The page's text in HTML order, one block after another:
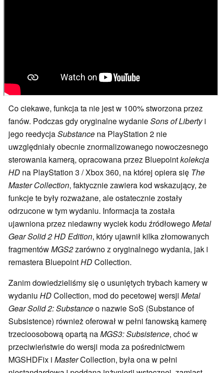
Co ciekawe, funkcja ta nie jest w 100% stworzona przez
fanów. Podczas gdy oryginalne wydanieSons of Libertyi
jego reedycjaSubstance na PlayStation 2 nie
uwzględniały obecnie znormalizowanego nowoczesnego
sterowania kamerą, opracowana przez Bluepointkolekcja
HD na PlayStation 3 / Xbox 360, na której opiera się The
Master Collection, faktycznie zawiera kod wskazujący, że
funkcje te były rozważane, ale ostatecznie zostały
odrzucone w tym wydaniu. Informacja ta została
ujawniona przez niedawny wyciek kodu źródłowegoMetal
Gear Solid 2 HD Edition, który ujawnił kilka złomowanych
fragmentówMGS2zarówno z oryginalnego wydania, jak i
remastera BluepointHDCollection.
Zanim dowiedzieliśmy się o usuniętych trybach kamery w
wydaniu HDCollection, mod do pecetowej wersji Metal
Gear Solid 2: Substanceo nazwie SoS (Substance of
Subsistence) również oferował w pełni fanowską kamerę
trzecioosobową opartą naMGS3: Subsistence, choć w
przeciwieństwie do wersji moda za pośrednictwem
MGSHDFix i MasterCollection, była ona w pełni